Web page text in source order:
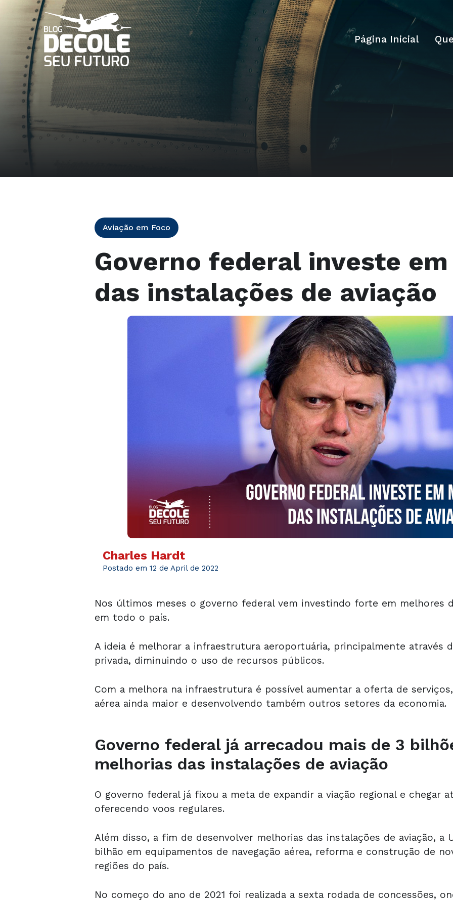
Página Inicial
Aviação em Foco
Governo federal investe
das instalações de aviação
Charles Hardt
Postado em 12 de April de 2022
Nos últimos meses o governo federal vem investindo forte em melhores
em todo o país.
A ideia é melhorar a infraestrutura aeroportuária, principalmente através
privada, diminuindo o uso de recursos públicos.
Com a melhora na infraestrutura é possível aumentar a oferta de
aérea ainda maior e desenvolvendo também outros setores da economia.
Governo federal já arrecadou mais de 3
melhorias das instalações de aviação
O governo federal já fixou a meta de expandir a viação regional e chegar
oferecendo voos regulares.
Além disso, a fim de desenvolver melhorias das instalações de aviação, a
bilhão em equipamentos de navegação aérea, reforma e construção de
regiões do país.
No começo do ano de 2021 foi realizada a sexta rodada de concessões,